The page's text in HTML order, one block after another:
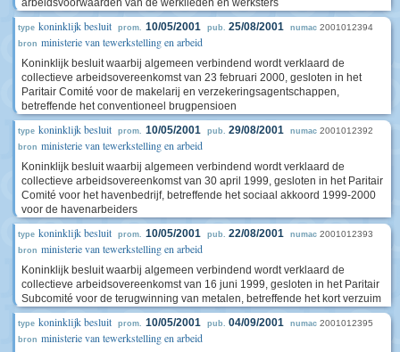
arbeidsvoorwaarden van de werklieden en werksters
type koninklijk besluit prom. 10/05/2001 pub. 25/08/2001 numac 2001012394
bron ministerie van tewerkstelling en arbeid
Koninklijk besluit waarbij algemeen verbindend wordt verklaard de
collectieve arbeidsovereenkomst van 23 februari 2000, gesloten in het
Paritair Comité voor de makelarij en verzekeringsagentschappen,
betreffende het conventioneel brugpensioen
type koninklijk besluit prom. 10/05/2001 pub. 29/08/2001 numac 2001012392
bron ministerie van tewerkstelling en arbeid
Koninklijk besluit waarbij algemeen verbindend wordt verklaard de
collectieve arbeidsovereenkomst van 30 april 1999, gesloten in het Paritair
Comité voor het havenbedrijf, betreffende het sociaal akkoord 1999-2000
voor de havenarbeiders
type koninklijk besluit prom. 10/05/2001 pub. 22/08/2001 numac 2001012393
bron ministerie van tewerkstelling en arbeid
Koninklijk besluit waarbij algemeen verbindend wordt verklaard de
collectieve arbeidsovereenkomst van 16 juni 1999, gesloten in het Paritair
Subcomité voor de terugwinning van metalen, betreffende het kort verzuim
type koninklijk besluit prom. 10/05/2001 pub. 04/09/2001 numac 2001012395
bron ministerie van tewerkstelling en arbeid